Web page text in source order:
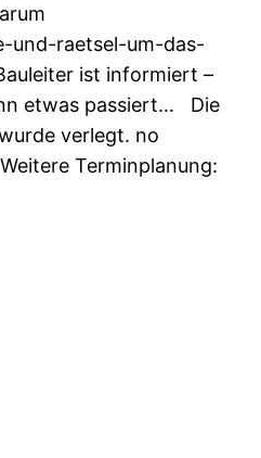
und-raetsel-um-das-
ist informiert –
etwas passiert… Die
verlegt. no
Terminplanung: